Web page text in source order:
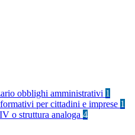
obblighi amministrativi 1
per cittadini e imprese 1
o struttura analoga 4